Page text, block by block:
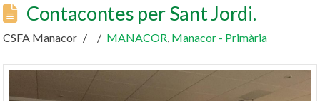
Contacontes per Sant Jordi.
CSFA Manacor MANACOR Manacor - Primària